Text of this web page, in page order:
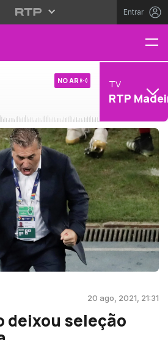
Entrar
NO AR TV
RTP
20 ago, 2021, 21:31
deixou seleção